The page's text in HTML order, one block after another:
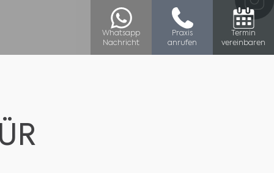
Whatsapp
Nachricht
Praxis
anrufen
Termin
vereinbaren